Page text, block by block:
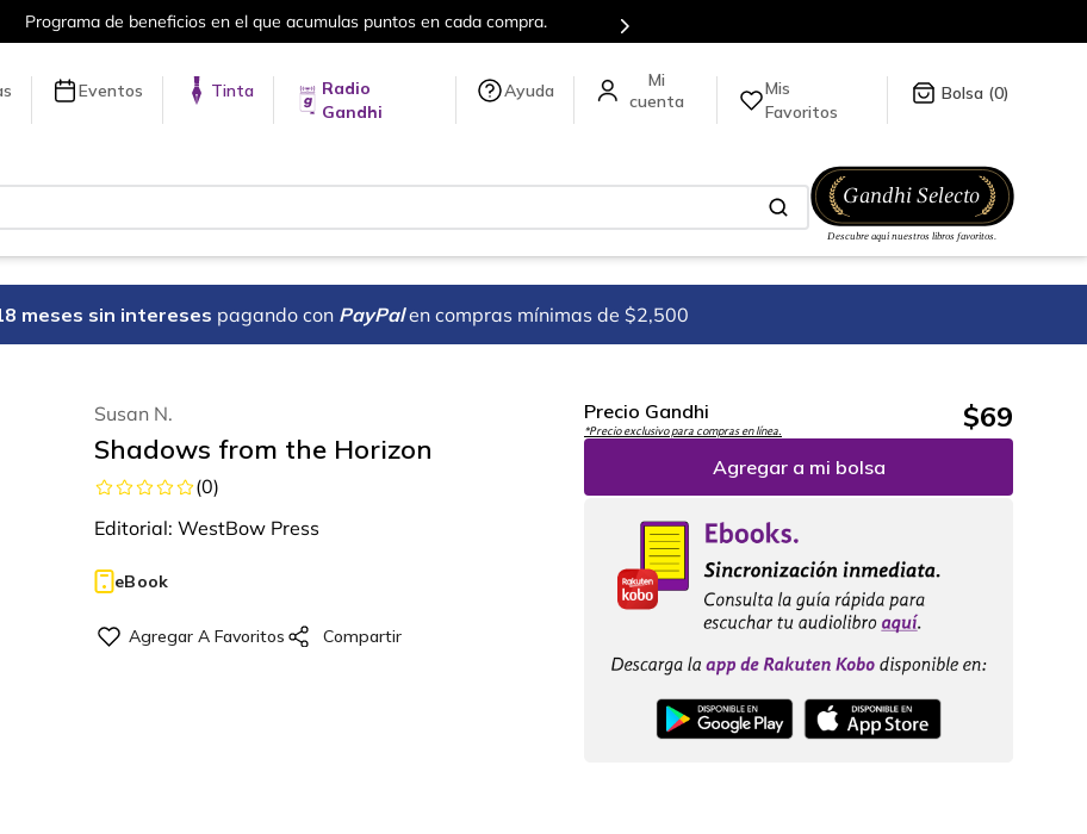
en cada compra. Más de 5 millones de títulos en nuestra tienda en línea.
Eventos Tinta
Radio
Gandhi
Ayuda
Mis
Favoritos
0
meses sin intereses pagando con PayPal en compras mínimas de $2,500
Susan N.
Shadows from the Horizon
(0)
Editorial: WestBow Press
eBook
Precio Gandhi
*Precio exclusivo para compras en línea. $69
Agregar a mi bolsa